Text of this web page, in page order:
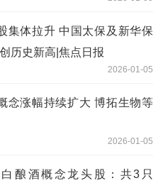
集体拉升 中国太保及新华保
历史新高|焦点日报
2026-01-05
念涨幅持续扩大 博拓生物等
2026-01-05
酿酒概念龙头股：共3只